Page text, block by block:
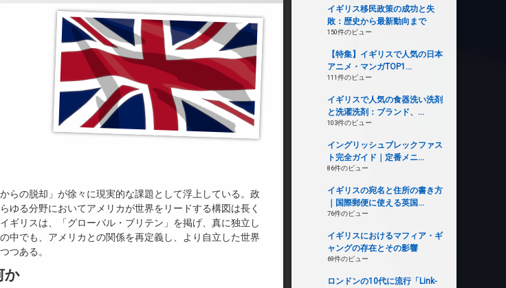
らの脱却」が徐々に現実的な課題として浮上している。政
ゆる分野においてアメリカが世界をリードする構図は長く
ギリスは、「グローバル・ブリテン」を掲げ、真に独立し
中でも、アメリカとの関係を再定義し、より自立した世界
つある。
か
イギリス移民政策の成功と失
敗：歴史から最新動向まで
150件のビュー
【特集】イギリスで人気の日本
アニメ・マンガTOP1...
111件のビュー
イギリスで人気の食器洗い洗剤
と洗濯洗剤：ブランド、...
103件のビュー
イングリッシュブレックファス
ト完全ガイド｜定番メニ...
86件のビュー
イギリスの宛名と住所の書き方
｜国際郵便に使える英国...
76件のビュー
イギリスにおけるマフィア・ギ
ャングの存在とその影響
69件のビュー
ロンドンの10代に流行「Link-